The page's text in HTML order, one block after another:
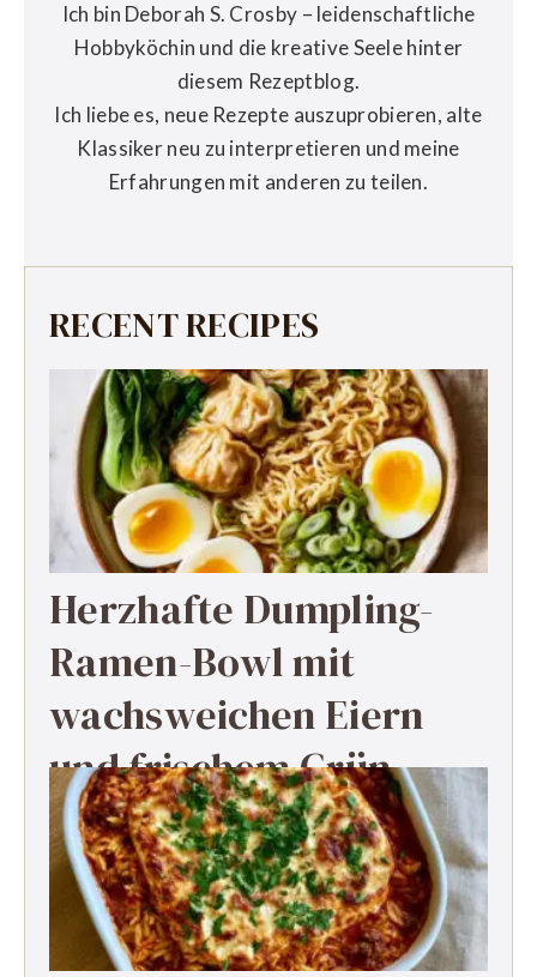
Ich bin Deborah S. Crosby – leidenschaftliche
Hobbyköchin und die kreative Seele hinter
diesem Rezeptblog.
Ich liebe es, neue Rezepte auszuprobieren, alte
Klassiker neu zu interpretieren und meine
Erfahrungen mit anderen zu teilen.
RECENT RECIPES
Herzhafte Dumpling-
Ramen-Bowl mit
wachsweichen Eiern
und frischem Grün